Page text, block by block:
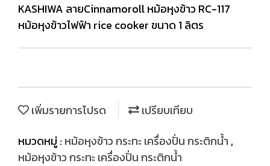
KASHIWA ลายCinnamoroll หม้อหุงข้าว RC-117
หม้อหุงข้าวไฟฟ้า rice cooker ขนาด 1 ลิตร
เพิ่มรายการโปรด
เปรียบเทียบ
หมวดหมู่ : หม้อหุงข้าว กระทะ เครื่องปั่น กระติกน้ำ ,
หม้อหุงข้าว กระทะ เครื่องปั่น กระติกน้ำ